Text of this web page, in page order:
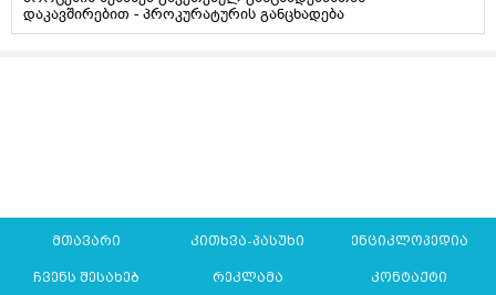
დაკავშირებით - პროკურატურის განცხადება
მთავარი კითხვა-პასუხი ენციკლოპედია
ჩვენს შესახებ რეკლამა კონტაქტი